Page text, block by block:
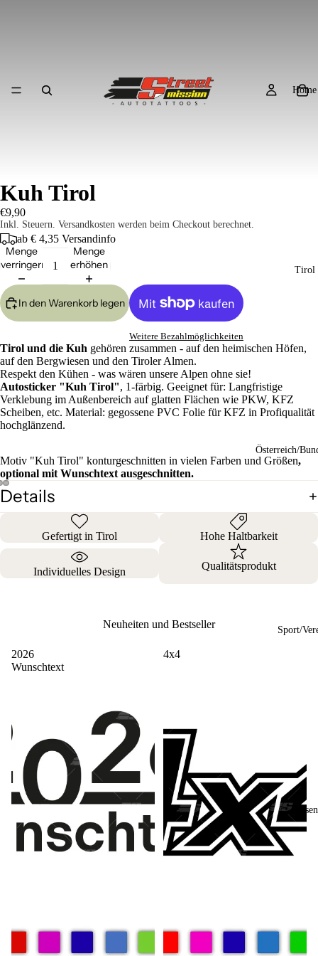
Home
Tirol
Österreich/
Sport/
Reisen
Kuh Tirol
€9,90
Inkl. Steuern. Versandkosten werden beim Checkout berechnet.
ab € 4,35 Versandinfo
Menge
verringern
Menge
erhöhen
In den Warenkorb legen
Weitere Bezahlmöglichkeiten
Tirol und die Kuh gehören zusammen - auf den heimischen Höfen,
auf den Bergwiesen und den Tiroler Almen.
Respekt den Kühen - was wären unsere Alpen ohne sie!
Autosticker "Kuh Tirol", 1-färbig. Geeignet für: Langfristige
Verklebung im Außenbereich auf glatten Flächen wie PKW, KFZ
Scheiben, etc. Material: gegossene PVC Folie für KFZ in Profiqualität
hochglänzend.
Motiv "Kuh Tirol" konturgeschnitten in vielen Farben und Größen,
optional mit Wunschtext ausgeschnitten.
Details
Gefertigt in Tirol Hohe Haltbarkeit
Individuelles Design Qualitätsprodukt
Neuheiten und Bestseller
2026
Wunschtext
4x4